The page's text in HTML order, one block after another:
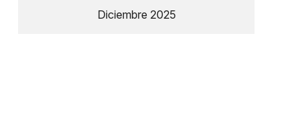
Diciembre 2025